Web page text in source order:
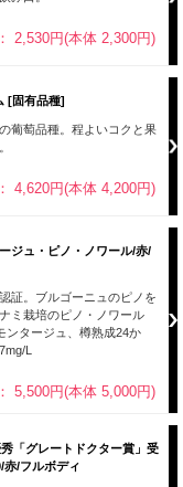
2,530円(本体 2,300円)
[固有品種]
葡萄品種。程よいコクと果
4,620円(本体 4,200円)
ジュ・ピノ・ノワール/赤/
証。ブルゴーニュのピノを
ミ栽培のピノ・ノワール
ンタージュ、樽熟成24か
L
5,500円(本体 5,000円)
「グレートドクター賞」受
/フルボディ